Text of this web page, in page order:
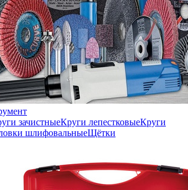
зачистныеКруги лепестковыеКруги
шлифовальныеЩётки